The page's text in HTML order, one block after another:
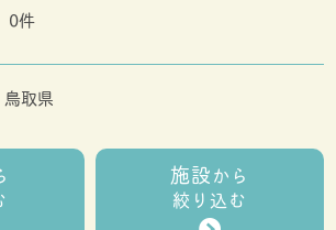
0件
鳥取県
施設から
絞り込む